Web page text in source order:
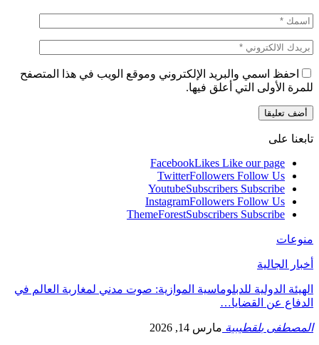
احفظ اسمي والبريد الإلكتروني وموقع الويب في هذا المتصفح
للمرة الأولى التي أعلق فيها.
تابعنا على
FacebookLikes Like our page
TwitterFollowers Follow Us
YoutubeSubscribers Subscribe
InstagramFollowers Follow Us
ThemeForestSubscribers Subscribe
منوعات
أخبار الجالية
الهيئة الدولية للدبلوماسية الموازية: صوت مدني لمغاربة العالم في
الدفاع عن القضايا…
المصطفى بلقطيبية مارس 14, 2026